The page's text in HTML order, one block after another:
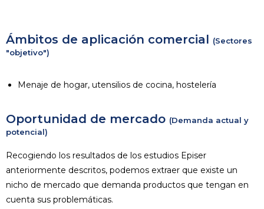
Ámbitos de aplicación comercial (Sectores
"objetivo")
Menaje de hogar, utensilios de cocina, hostelería
Oportunidad de mercado (Demanda actual y
potencial)
Recogiendo los resultados de los estudios Episer
anteriormente descritos, podemos extraer que existe un
nicho de mercado que demanda productos que tengan en
cuenta sus problemáticas.